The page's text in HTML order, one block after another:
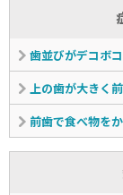
歯並びがデコボコ
上の歯が大きく
前歯で食べ物を